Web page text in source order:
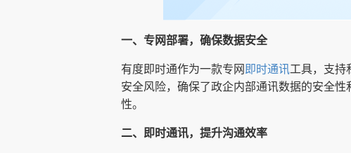
一、专网部署，确保数据安全
有度即时通作为一款专网 即时通讯工具，支持
安全风险，确保了政企内部通讯数据的安全
性。
二、即时通讯，提升沟通效率